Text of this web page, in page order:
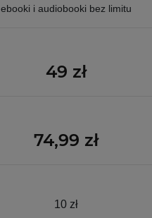
ebooki i audiobooki bez limitu
49 zł
74,99 zł
10 zł